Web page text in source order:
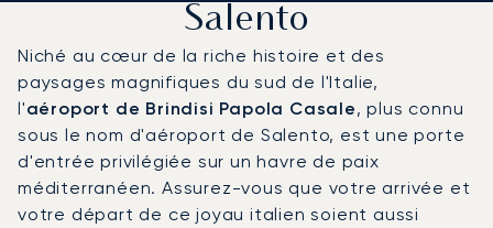
Salento
Niché au cœur de la riche histoire et des
paysages magnifiques du sud de l'Italie,
l'aéroport de Brindisi Papola Casale, plus connu
sous le nom d'aéroport de Salento, est une porte
d'entrée privilégiée sur un havre de paix
méditerranéen. Assurez-vous que votre arrivée et
votre départ de ce joyau italien soient aussi